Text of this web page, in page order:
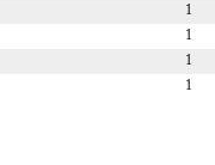
1
1
1
1